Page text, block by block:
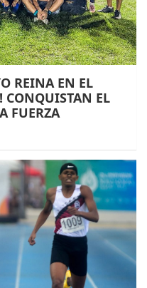
REINA EN EL
CONQUISTAN EL
FUERZA